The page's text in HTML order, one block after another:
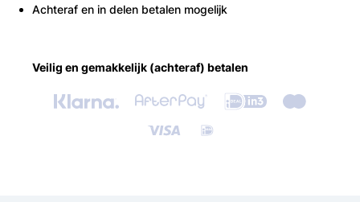
Achteraf en in delen betalen mogelijk
Veilig en gemakkelijk (achteraf) betalen